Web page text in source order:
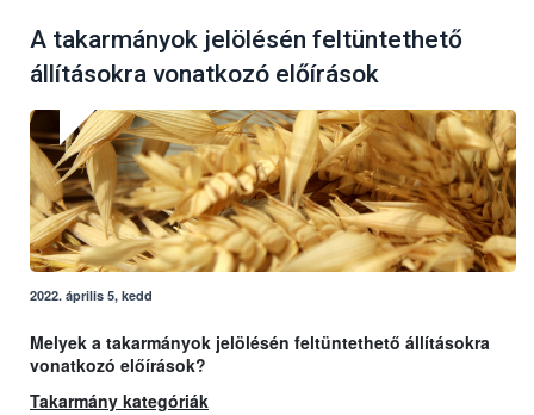
A takarmányok jelölésén feltüntethető
állításokra vonatkozó előírások
2022. április 5, kedd
Melyek a takarmányok jelölésén feltüntethető állításokra
vonatkozó előírások?
Takarmány kategóriák